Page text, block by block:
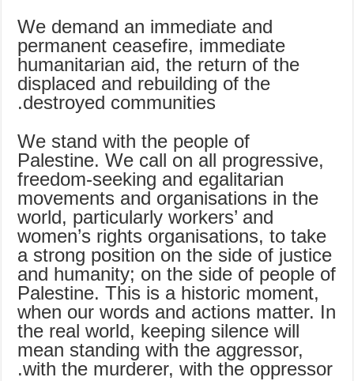
We demand an immediate and
permanent ceasefire, immediate
humanitarian aid, the return of the
displaced and rebuilding of the
destroyed communities.
We stand with the people of
Palestine. We call on all progressive,
freedom-seeking and egalitarian
movements and organisations in the
world, particularly workers’ and
women’s rights organisations, to take
a strong position on the side of justice
and humanity; on the side of people of
Palestine. This is a historic moment,
when our words and actions matter. In
the real world, keeping silence will
mean standing with the aggressor,
with the murderer, with the oppressor.